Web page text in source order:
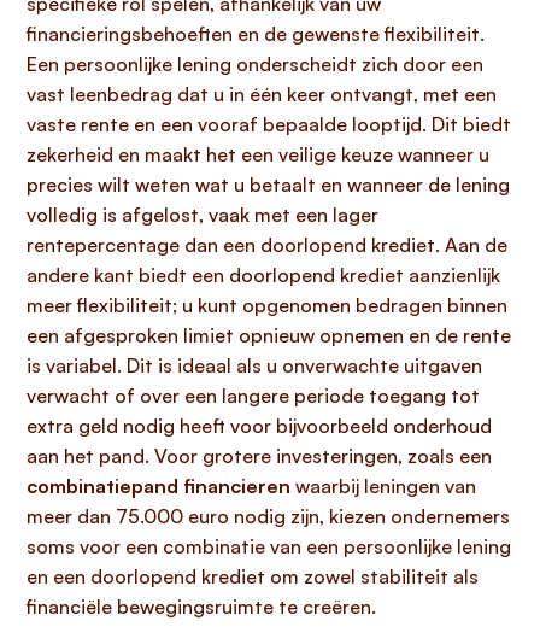
financieringsbehoeften en de gewenste flexibiliteit.
Een persoonlijke lening onderscheidt zich door een
vast leenbedrag dat u in één keer ontvangt, met een
vaste rente en een vooraf bepaalde looptijd. Dit biedt
zekerheid en maakt het een veilige keuze wanneer u
precies wilt weten wat u betaalt en wanneer de lening
volledig is afgelost, vaak met een lager
rentepercentage dan een doorlopend krediet. Aan de
andere kant biedt een doorlopend krediet aanzienlijk
meer flexibiliteit; u kunt opgenomen bedragen binnen
een afgesproken limiet opnieuw opnemen en de rente
is variabel. Dit is ideaal als u onverwachte uitgaven
verwacht of over een langere periode toegang tot
extra geld nodig heeft voor bijvoorbeeld onderhoud
aan het pand. Voor grotere investeringen, zoals een
combinatiepand financieren waarbij leningen van
meer dan 75.000 euro nodig zijn, kiezen ondernemers
soms voor een combinatie van een persoonlijke lening
en een doorlopend krediet om zowel stabiliteit als
financiële bewegingsruimte te creëren.